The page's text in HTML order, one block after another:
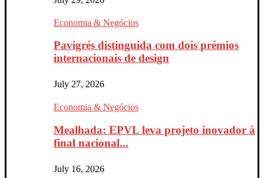
Economia & Negócios
Pavigrés distinguida com dois prémios
internacionais de design
July 27, 2026
Economia & Negócios
Mealhada: EPVL leva projeto inovador à
final nacional...
July 16, 2026